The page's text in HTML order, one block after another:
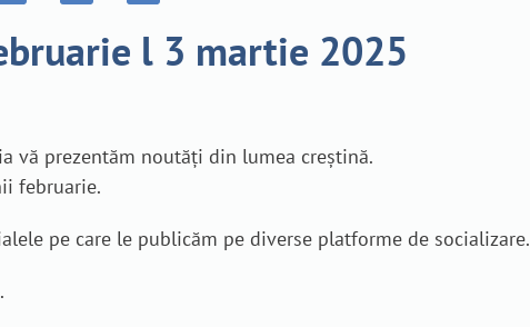
l 3 martie 2025
vă prezentăm noutăți din lumea creștină.
februarie.
pe care le publicăm pe diverse platforme de socializare.